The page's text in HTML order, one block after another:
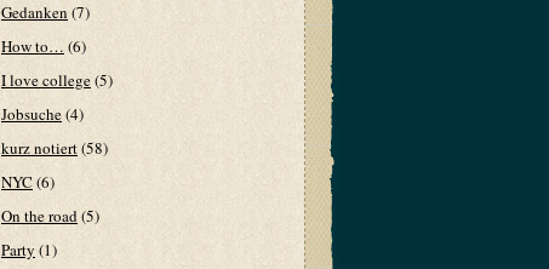
Gedanken (7)
How to… (6)
I love college(5)
Jobsuche(4)
kurz notiert(58)
NYC (6)
On the road(5)
Party (1)